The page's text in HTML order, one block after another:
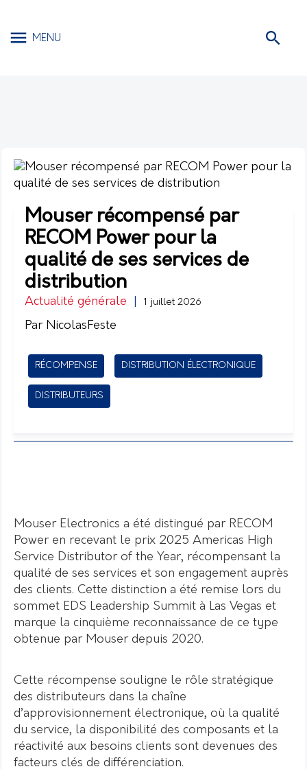
MENU
Mouser récompensé par
RECOM Power pour la
qualité de ses services de
distribution
Actualité générale 1 juillet 2026
Par NicolasFeste
RÉCOMPENSE DISTRIBUTION ÉLECTRONIQUE
DISTRIBUTEURS
Mouser Electronics a été distingué par RECOM
Power en recevant le prix 2025 Americas High
Service Distributor of the Year, récompensant la
qualité de ses services et son engagement auprès
des clients. Cette distinction a été remise lors du
sommet EDS Leadership Summit à Las Vegas et
marque la cinquième reconnaissance de ce type
obtenue par Mouser depuis 2020.
Cette récompense souligne le rôle stratégique
des distributeurs dans la chaîne
d’approvisionnement électronique, où la qualité
du service, la disponibilité des composants et la
réactivité aux besoins clients sont devenues des
facteurs clés de différenciation.